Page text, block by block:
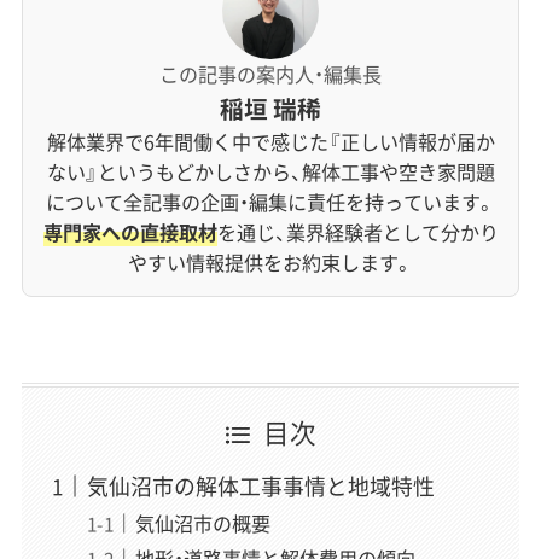
この記事の案内人・編集長
稲垣 瑞稀
解体業界で6年間働く中で感じた『正しい情報が届か
ない』というもどかしさから、解体工事や空き家問題
について全記事の企画・編集に責任を持っています。
専門家への直接取材を通じ、業界経験者として分かり
やすい情報提供をお約束します。
目次
気仙沼市の解体工事事情と地域特性
気仙沼市の概要